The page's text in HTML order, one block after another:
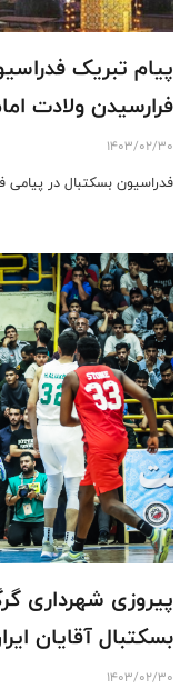
پیام تبریک
فرارسیدن ولادت
1403/02/30
فدراسیون بسکتبال در پیامی
پیروزی شهرداری
بسکتبال آقایان
1403/02/30